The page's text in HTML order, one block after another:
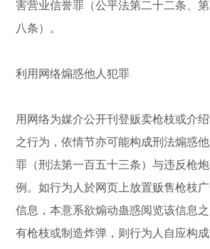
害营业信誉罪（公平法第二十二条、
八条）。
利用网络煽惑他人犯罪
用网络为媒介公开刊登贩卖枪枝或介绍
之行为，依情节亦可能构成刑法煽惑
罪（刑法第一百五十三条）与违反枪
例。如行为人於网页上放置贩售枪枝
信息，本意系欲煽动蛊惑阅览该信息
有枪枝或制造炸弹，则行为人自应构